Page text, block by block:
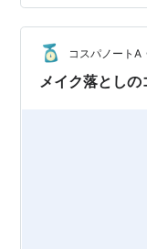
汚れを落とし、肌
ことを目指した設
レイ、ブラックテ
酵素エキスなど
コスパノートA
メイク落としの